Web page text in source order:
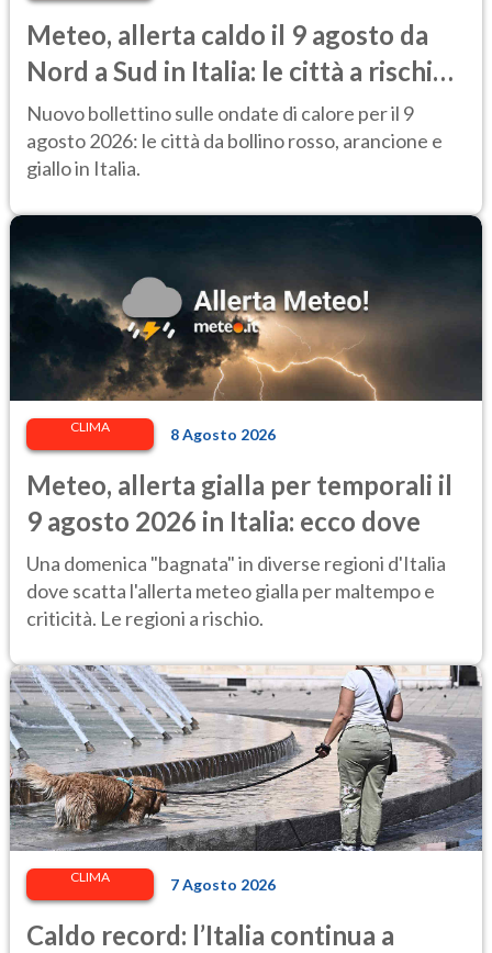
Meteo, allerta caldo il 9 agosto da
Nord a Sud in Italia: le città a rischio
per il Ministero della Salute
Nuovo bollettino sulle ondate di calore per il 9
agosto 2026: le città da bollino rosso, arancione e
giallo in Italia.
CLIMA 8 Agosto 2026
Meteo, allerta gialla per temporali il
9 agosto 2026 in Italia: ecco dove
Una domenica "bagnata" in diverse regioni d'Italia
dove scatta l'allerta meteo gialla per maltempo e
criticità. Le regioni a rischio.
CLIMA 7 Agosto 2026
Caldo record: l’Italia continua a